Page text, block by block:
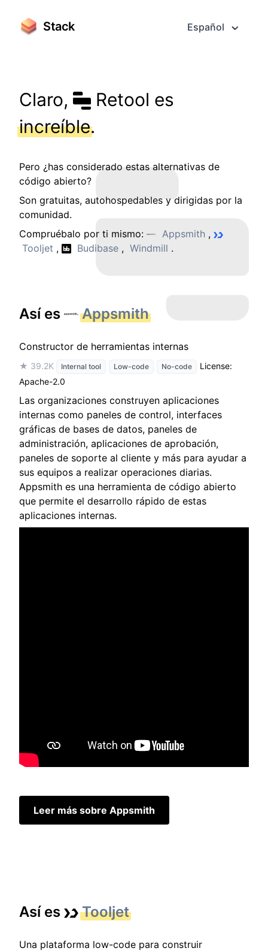
Stack Español
Claro,
Retool es
increíble.
Pero ¿has considerado estas alternativas de
código abierto?
Son gratuitas, autohospedables y dirigidas por la
comunidad.
Compruébalo por ti mismo:
Appsmith ,
Tooljet , Budibase , Windmill .
Así es Appsmith
Constructor de herramientas internas
★ 39.2K Internal tool Low-code No-code
License:
Apache-2.0
Las organizaciones construyen aplicaciones
internas como paneles de control, interfaces
gráficas de bases de datos, paneles de
administración, aplicaciones de aprobación,
paneles de soporte al cliente y más para ayudar a
sus equipos a realizar operaciones diarias.
Appsmith es una herramienta de código abierto
que permite el desarrollo rápido de estas
aplicaciones internas.
Leer más sobre Appsmith
Así es Tooljet
Una plataforma low-code para construir